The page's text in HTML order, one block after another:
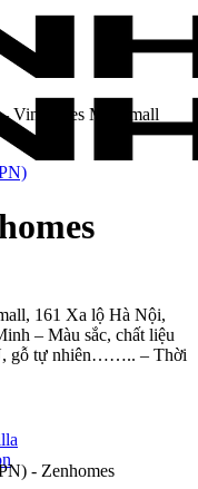
Vinhomes Megamall
161 Xa lộ Hà Nội,
– Màu sắc, chất liệu
gỗ tự nhiên…….. – Thời